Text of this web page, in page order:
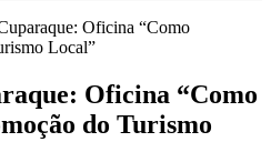
Oficina “Como
Local”
Oficina “Como
do Turismo